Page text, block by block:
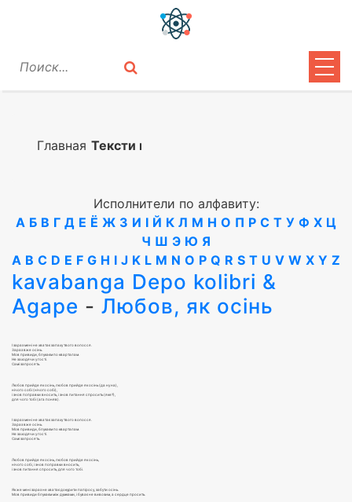
ВОЙТИ
Главная Тексти песен
Исполнители по алфавиту:
А Б В Г Д Е Ё Ж З И І Й К Л М Н О П Р С Т У Ф Х Ц
Ч Ш Э Ю Я
A B C D E F G H I J K L M N O P Q R S T U V W X Y Z
kavabanga Depo kolibri &
Agape - Любов, як осiнь
І зараз мені не хватає запаху твого волосся.
Зараз вже осінь.
Мов привиди, блукаєм по кварталам.
Не заходячи у гості.
Самі запросять.
Любов прийде як осінь, любов прийде як осінь (да ну на),
нічого собі (нічого собі),
і знов поправки вносить, і знов питання спросить (яке?),
для чого тобі (ага поняв).
І зараз мені не хватає запаху твого волосся.
Зараз вже осінь.
Мов привиди, блукаєм по кварталам.
Не заходячи у гості.
Самі запросять.
Любов прийде як осінь, любов прийде як осінь,
нічого собі, і знов поправки вносить,
і знов питання спросить, для чого тобі.
Як же мені зараз не хватає докурити папіросу, забути осінь.
Мов привиди блукаєм між думками, і буває не вивозим, а сердце просить.